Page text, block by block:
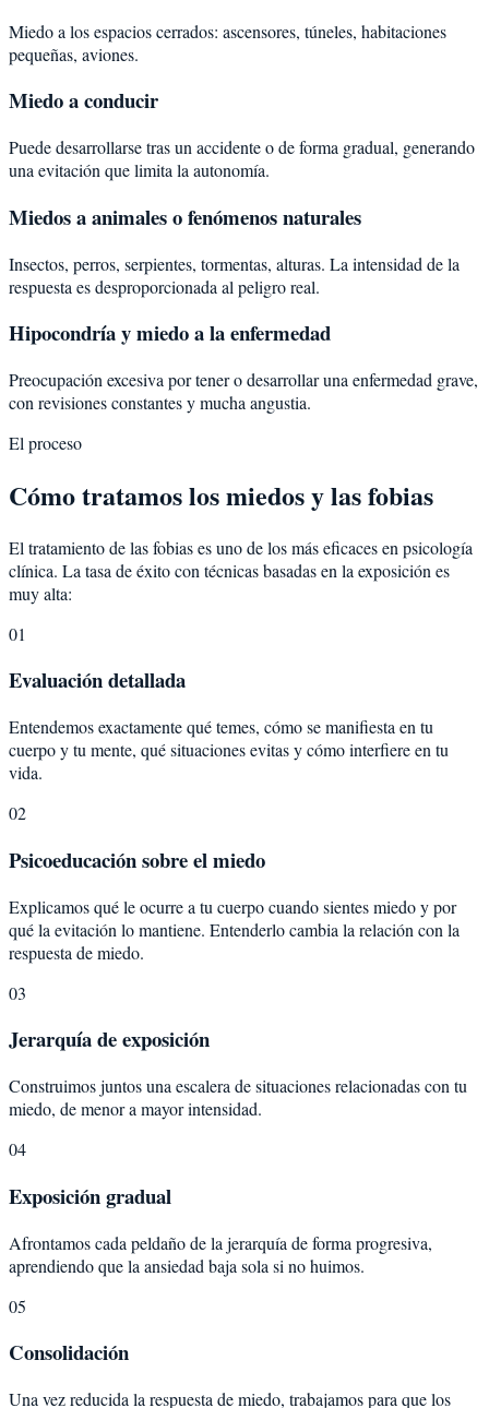
Miedo a los espacios cerrados: ascensores, túneles, habitaciones
pequeñas, aviones.
Miedo a conducir
Puede desarrollarse tras un accidente o de forma gradual, generando
una evitación que limita la autonomía.
Miedos a animales o fenómenos naturales
Insectos, perros, serpientes, tormentas, alturas. La intensidad de la
respuesta es desproporcionada al peligro real.
Hipocondría y miedo a la enfermedad
Preocupación excesiva por tener o desarrollar una enfermedad grave,
con revisiones constantes y mucha angustia.
El proceso
Cómo tratamos los miedos y las fobias
El tratamiento de las fobias es uno de los más eficaces en psicología
clínica. La tasa de éxito con técnicas basadas en la exposición es
muy alta:
01
Evaluación detallada
Entendemos exactamente qué temes, cómo se manifiesta en tu
cuerpo y tu mente, qué situaciones evitas y cómo interfiere en tu
vida.
02
Psicoeducación sobre el miedo
Explicamos qué le ocurre a tu cuerpo cuando sientes miedo y por
qué la evitación lo mantiene. Entenderlo cambia la relación con la
respuesta de miedo.
03
Jerarquía de exposición
Construimos juntos una escalera de situaciones relacionadas con tu
miedo, de menor a mayor intensidad.
04
Exposición gradual
Afrontamos cada peldaño de la jerarquía de forma progresiva,
aprendiendo que la ansiedad baja sola si no huimos.
05
Consolidación
Una vez reducida la respuesta de miedo, trabajamos para que los